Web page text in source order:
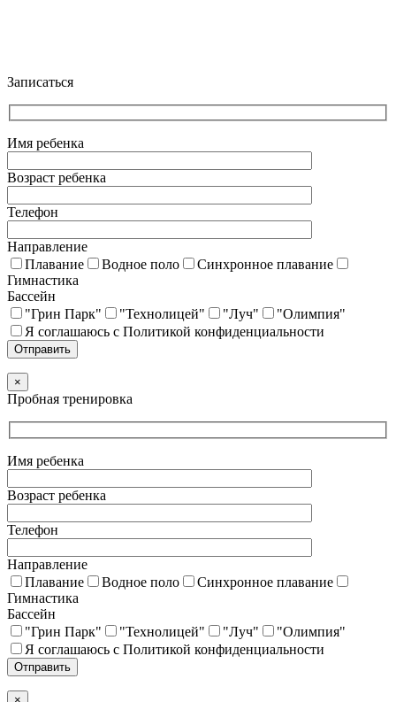
Записаться
Имя ребенка
Возраст ребенка
Телефон
Направление
Плавание
Водное поло
Синхронное плавание
Гимнастика
Бассейн
"Грин Парк"
"Технолицей" "Луч"
"Олимпия"
Я соглашаюсь с Политикой конфиденциальности
×
Пробная тренировка
Имя ребенка
Возраст ребенка
Телефон
Направление
Плавание
Водное поло
Синхронное плавание
Гимнастика
Бассейн
"Грин Парк"
"Технолицей" "Луч"
"Олимпия"
Я соглашаюсь с Политикой конфиденциальности